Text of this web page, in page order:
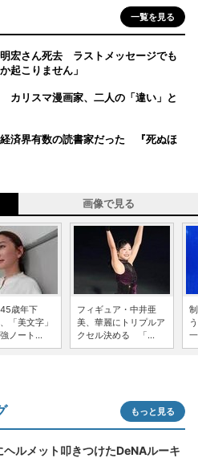
一覧を見る
宏さん死去 ラストメッセージでも
起こりません」
カリスマ漫画家、二人の「違い」と
済界有数の読書家だった 『死ぬほ
画像で見る
歳年下
「美文字」
ノート...
フィギュア・中井亜
美、華麗にトリプルア
クセル決める 「...
もっと見る
ルメット叩きつけたDeNAルーキ